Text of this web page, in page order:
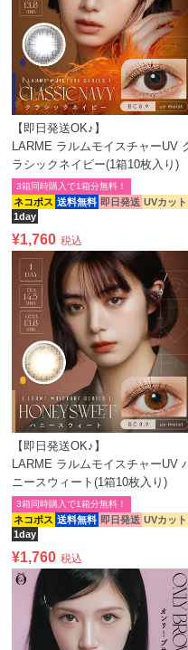
【即日発送OK♪】
LARME ラルムモイスチャーUV
ラシックネイビー(1箱10枚入り)
ネコポス 送料無料 即日発送 UVカット
1day
3箱同時購入で1箱分無料！
¥1,760 税込
【即日発送OK♪】
LARME ラルムモイスチャーUV
ニースウィート(1箱10枚入り)
ネコポス 送料無料 即日発送 UVカット
1day
3箱同時購入で1箱分無料！
¥1,760 税込